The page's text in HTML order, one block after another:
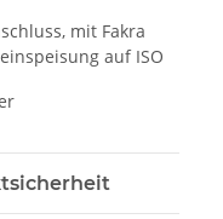
mit Fakra
auf ISO